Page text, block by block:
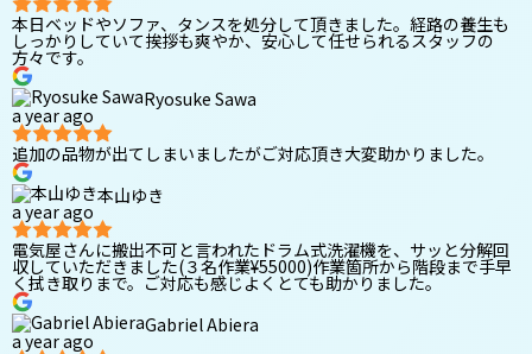
本日ベッドやソファ、タンスを処分して頂きました。経路の養生も
しっかりしていて挨拶も爽やか、安心して任せられるスタッフの
方々です。
Ryosuke Sawa
a year ago
追加の品物が出てしまいましたがご対応頂き大変助かりました。
本山ゆき
a year ago
電気屋さんに搬出不可と言われたドラム式洗濯機を、サッと分解回
収していただきました(３名作業¥55000)作業箇所から階段まで手早
く拭き取りまで。ご対応も感じよくとても助かりました。
Gabriel Abiera
a year ago